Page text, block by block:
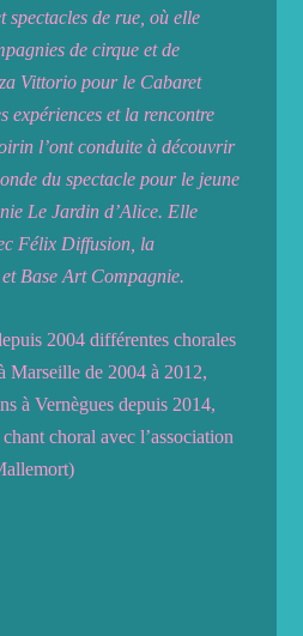
spectacles de rue, où elle
de cirque et de
Vittorio pour le Cabaret
expériences et la rencontre
l’ont conduite à découvrir
du spectacle pour le jeune
Le Jardin d’Alice. Elle
Félix Diffusion, la
Base Art Compagnie.
2004 différentes chorales
Marseille de 2004 à 2012,
à Vernègues depuis 2014,
choral avec l’association